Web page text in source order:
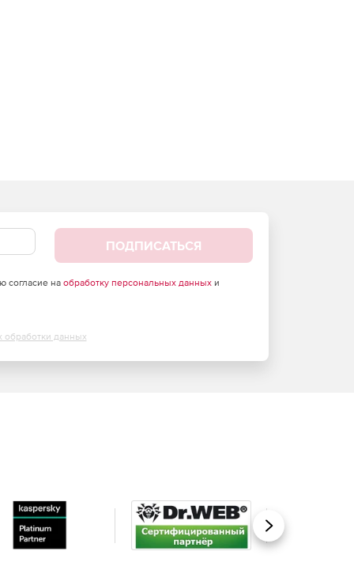
ПОДПИСАТЬСЯ
согласие на обработку персональных данныхи
обработки данных
Вперед